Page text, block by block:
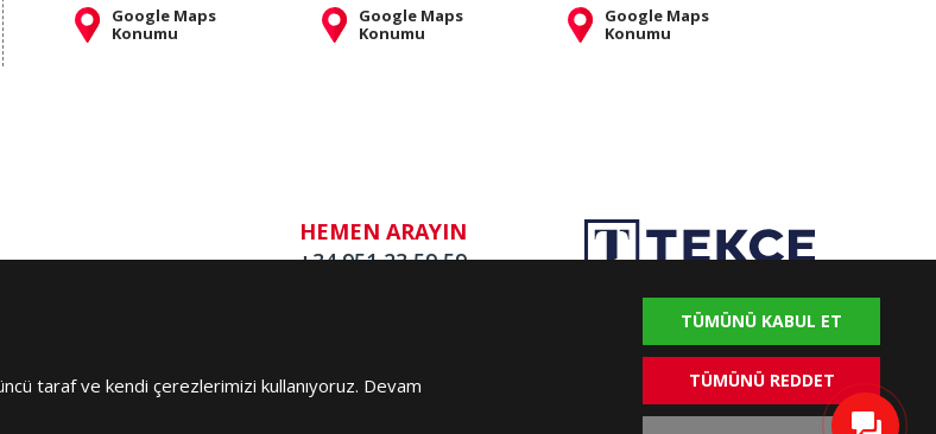
Google Maps
Konumu
Google Maps
Konumu
Google Maps
Konumu
HEMEN ARAYIN
+34 951 23 59 59
taraf ve kendi çerezlerimizi kullanıyoruz. Devam
TÜMÜNÜ KABUL ET
TÜMÜNÜ REDDET